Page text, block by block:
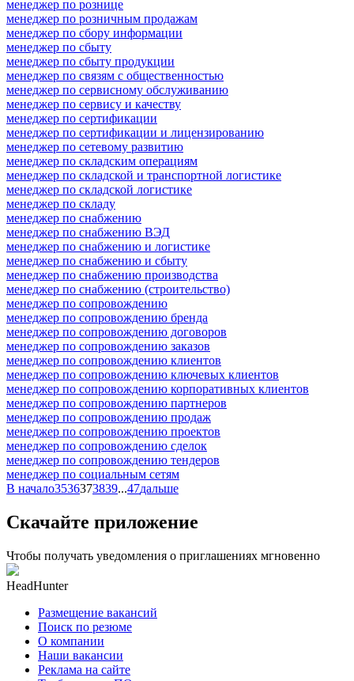
менеджер по рознице
менеджер по розничным продажам
менеджер по сбору информации
менеджер по сбыту
менеджер по сбыту продукции
менеджер по связям с общественностью
менеджер по сервисному обслуживанию
менеджер по сервису и качеству
менеджер по сертификации
менеджер по сертификации и лицензированию
менеджер по сетевому развитию
менеджер по складским операциям
менеджер по складской и транспортной логистике
менеджер по складской логистике
менеджер по складу
менеджер по снабжению
менеджер по снабжению ВЭД
менеджер по снабжению и логистике
менеджер по снабжению и сбыту
менеджер по снабжению производства
менеджер по снабжению (строительство)
менеджер по сопровождению
менеджер по сопровождению бренда
менеджер по сопровождению договоров
менеджер по сопровождению заказов
менеджер по сопровождению клиентов
менеджер по сопровождению ключевых клиентов
менеджер по сопровождению корпоративных клиентов
менеджер по сопровождению партнеров
менеджер по сопровождению продаж
менеджер по сопровождению проектов
менеджер по сопровождению сделок
менеджер по сопровождению тендеров
менеджер по социальным сетям
В начало3536373839...47дальше
Скачайте приложение
Чтобы получать уведомления о приглашениях мгновенно
HeadHunter
Размещение вакансий
Поиск по резюме
О компании
Наши вакансии
Реклама на сайте